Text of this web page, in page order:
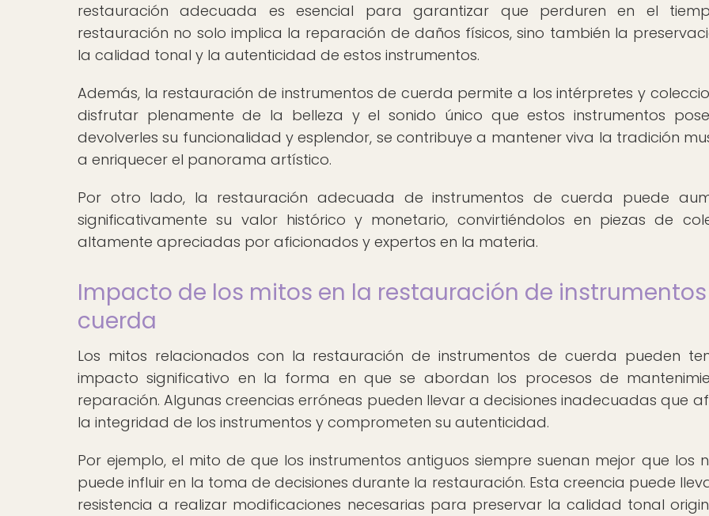
restauración adecuada es esencial para garantizar que perduren en el
restauración no solo implica la reparación de daños físicos, sino también la
la calidad tonal y la autenticidad de estos instrumentos.
Además, la restauración de instrumentos de cuerda permite a los intérpretes y
disfrutar plenamente de la belleza y el sonido único que estos instrumentos
devolverles su funcionalidad y esplendor, se contribuye a mantener viva la tradición
a enriquecer el panorama artístico.
Por otro lado, la restauración adecuada de instrumentos de cuerda puede
significativamente su valor histórico y monetario, convirtiéndolos en piezas de
altamente apreciadas por aficionados y expertos en la materia.
Impacto de los mitos en la restauración de
cuerda
Los mitos relacionados con la restauración de instrumentos de cuerda pueden
impacto significativo en la forma en que se abordan los procesos de
reparación. Algunas creencias erróneas pueden llevar a decisiones inadecuadas que
la integridad de los instrumentos y comprometen su autenticidad.
Por ejemplo, el mito de que los instrumentos antiguos siempre suenan mejor que los
puede influir en la toma de decisiones durante la restauración. Esta creencia puede
resistencia a realizar modificaciones necesarias para preservar la calidad tonal